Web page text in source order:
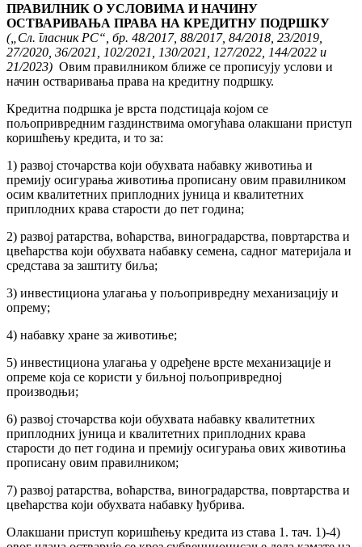
ПРАВИЛНИК О УСЛОВИМА И НАЧИНУ
ОСТВАРИВАЊА ПРАВА НА КРЕДИТНУ ПОДРШКУ
(„Сл. гласник РС“, бр. 48/2017, 88/2017, 84/2018, 23/2019,
27/2020, 36/2021, 102/2021, 130/2021, 127/2022, 144/2022 и
21/2023) Овим правилником ближе се прописују услови и
начин остваривања права на кредитну подршку.
Кредитна подршка је врста подстицаја којом се
пољопривредним газдинствима омогућава олакшани приступ
коришћењу кредита, и то за:
1) развој сточарства који обухвата набавку животиња и
премију осигурања животиња прописану овим правилником
осим квалитетних приплодних јуница и квалитетних
приплодних крава старости до пет година;
2) развој ратарства, воћарства, виноградарства, повртарства и
цвећарства који обухвата набавку семена, садног материјала и
средстава за заштиту биља;
3) инвестициона улагања у пољопривредну механизацију и
опрему;
4) набавку хране за животиње;
5) инвестициона улагања у одређене врсте механизације и
опреме која се користи у биљној пољопривредној
производњи;
6) развој сточарства који обухвата набавку квалитетних
приплодних јуница и квалитетних приплодних крава
старости до пет година и премију осигурања ових животиња
прописану овим правилником;
7) развој ратарства, воћарства, виноградарства, повртарства и
цвећарства који обухвата набавку ђубрива.
Олакшани приступ коришћењу кредита из става 1. тач. 1)-4)